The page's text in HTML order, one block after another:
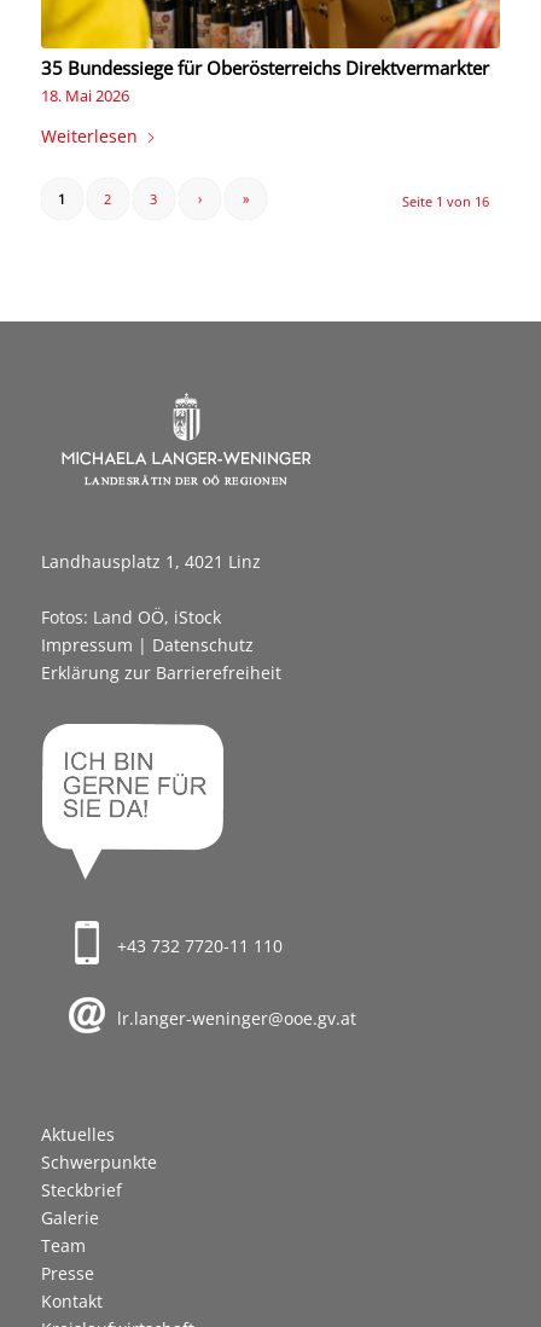
35 Bundessiege für Oberösterreichs Direktvermarkter
18. Mai 2026
Weiterlesen
Seite 1 von 16
1 2 3 › »
Landhausplatz 1, 4021 Linz
Fotos: Land OÖ, iStock
Impressum | Datenschutz
Erklärung zur Barrierefreiheit
+43 732 7720-11 110
lr.langer-weninger@ooe.gv.at
Aktuelles
Schwerpunkte
Steckbrief
Galerie
Team
Presse
Kontakt